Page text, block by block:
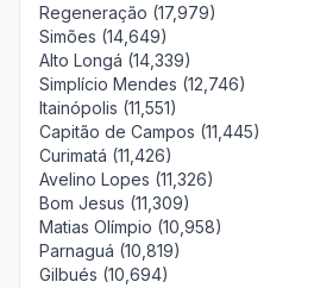
Regeneração (17,979)
Simões (14,649)
Alto Longá (14,339)
Simplício Mendes (12,746)
Itainópolis (11,551)
Capitão de Campos (11,445)
Curimatá (11,426)
Avelino Lopes (11,326)
Bom Jesus (11,309)
Matias Olímpio (10,958)
Parnaguá (10,819)
Gilbués (10,694)